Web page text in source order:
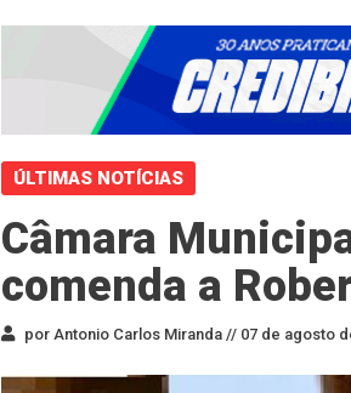
ÚLTIMAS NOTÍCIAS
Câmara
comenda a
por Antonio Carlos Miranda // 07 de agosto